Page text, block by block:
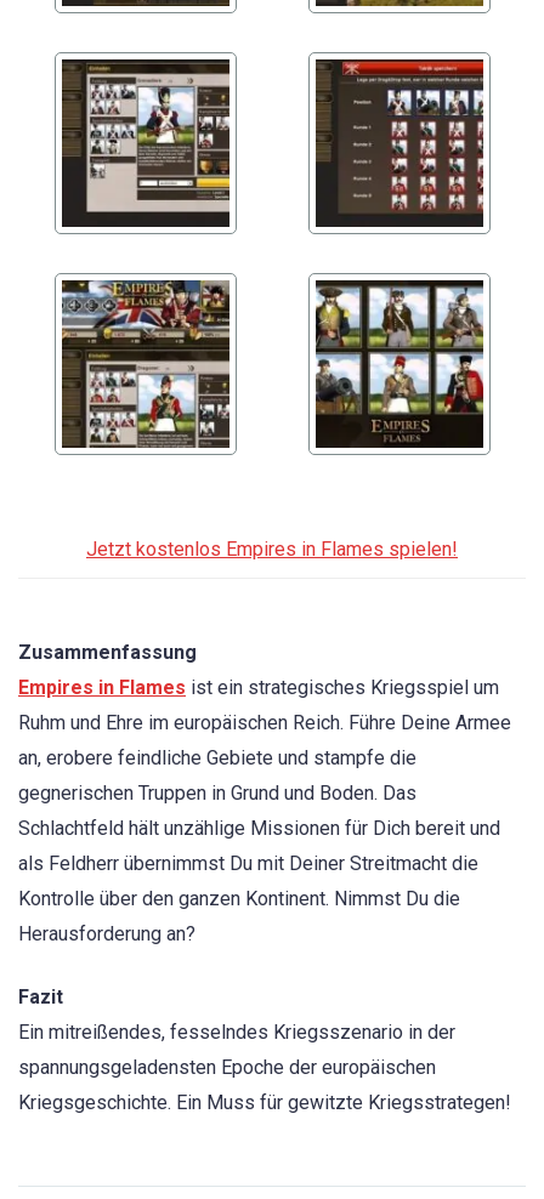
Jetzt kostenlos Empires in Flames spielen!
Zusammenfassung
Empires in Flames ist ein strategisches Kriegsspiel um
Ruhm und Ehre im europäischen Reich. Führe Deine Armee
an, erobere feindliche Gebiete und stampfe die
gegnerischen Truppen in Grund und Boden. Das
Schlachtfeld hält unzählige Missionen für Dich bereit und
als Feldherr übernimmst Du mit Deiner Streitmacht die
Kontrolle über den ganzen Kontinent. Nimmst Du die
Herausforderung an?
Fazit
Ein mitreißendes, fesselndes Kriegsszenario in der
spannungsgeladensten Epoche der europäischen
Kriegsgeschichte. Ein Muss für gewitzte Kriegsstrategen!